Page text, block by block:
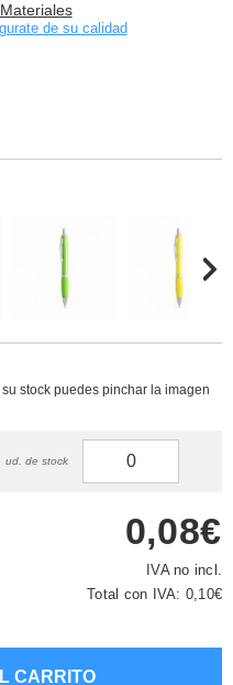
de su calidad
stock puedes pinchar la imagen
ud. de stock
0,08€
IVA no incl.
Total con IVA: 0,10€
CARRITO